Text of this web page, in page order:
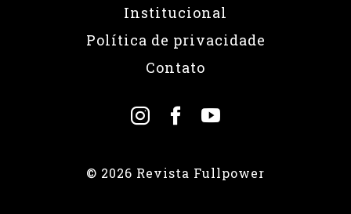
Institucional
Política de privacidade
Contato
© 2026 Revista Fullpower